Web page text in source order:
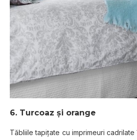
6. Turcoaz și orange
Tăbliile tapițate cu imprimeuri